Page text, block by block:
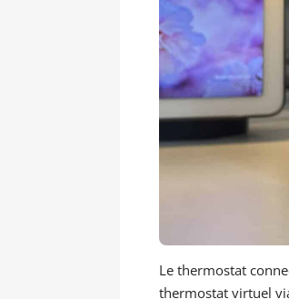
Le thermostat
thermostat virtuel